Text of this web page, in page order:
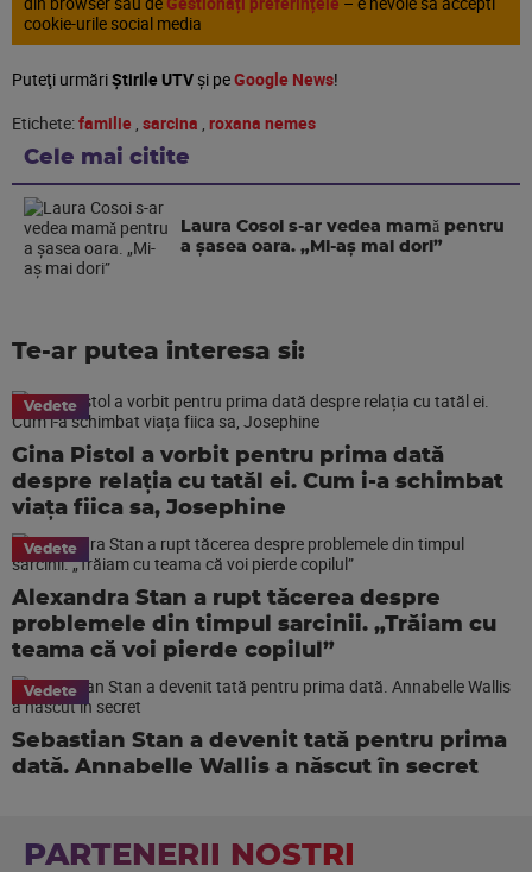
cookie-urile social media
Puteţi urmăriȘtirile UTVşi peGoogle News!
Etichete:familie , sarcina , roxana nemes
Cele mai citite
Laura Cosoi s-ar vedea mamǎ pentru
a şasea oara. „Mi-aș mai dori”
Te-ar putea interesa si:
Vedete
Gina Pistol a vorbit pentru prima dată
despre relația cu tatăl ei. Cum i-a schimbat
viața fiica sa, Josephine
Vedete
Alexandra Stan a rupt tăcerea despre
problemele din timpul sarcinii. „Trăiam cu
teama că voi pierde copilul”
Vedete
Sebastian Stan a devenit tată pentru prima
dată. Annabelle Wallis a născut în secret
PARTENERII NOSTRI